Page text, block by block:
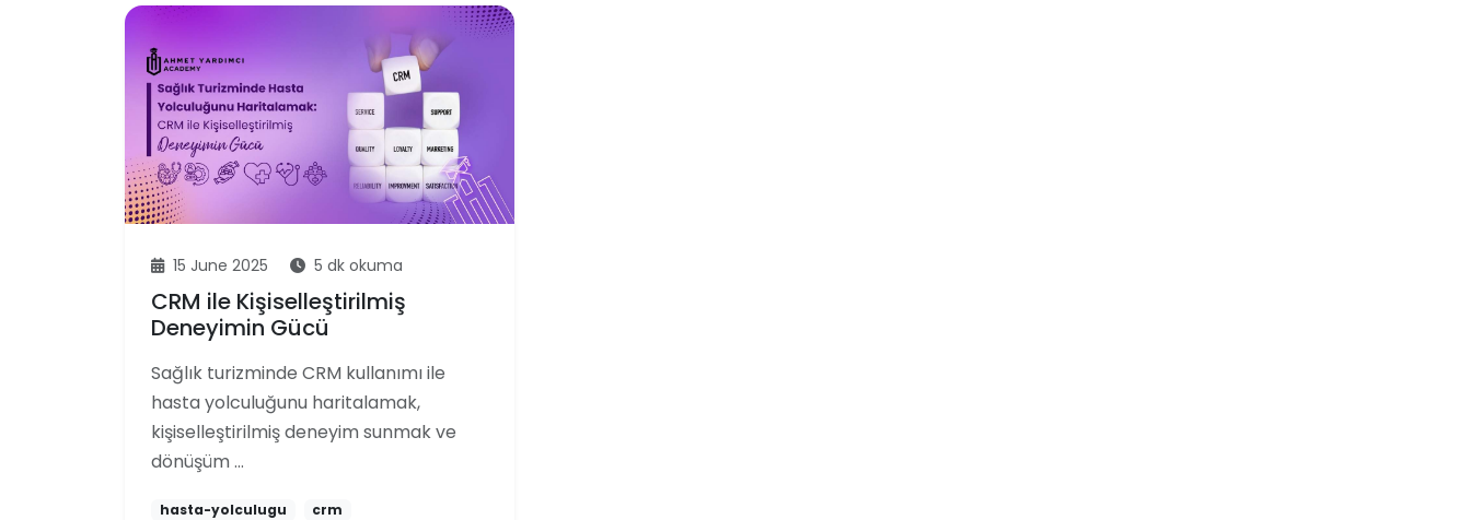
15 June 2025 5 dk okuma
CRM ile Kişiselleştirilmiş
Deneyimin Gücü
Sağlık turizminde CRM kullanımı ile
hasta yolculuğunu haritalamak,
kişiselleştirilmiş deneyim sunmak ve
dönüşüm …
hasta-yolculugu
crm